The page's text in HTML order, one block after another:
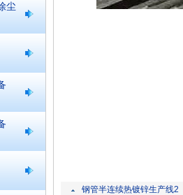
尘
钢管半连续热镀锌生产线2